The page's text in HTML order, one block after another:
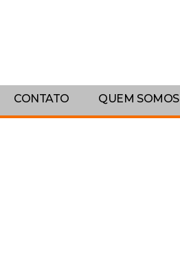
CONTATO QUEM SOMOS